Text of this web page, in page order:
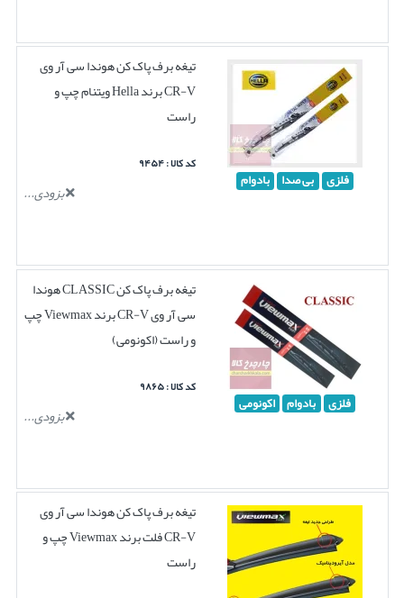
فلزی بی صدا بادوام
تیغه برف پاک کن هوندا سی آر وی
CR-V برند Hella ویتنام چپ و
راست
کد کالا : ۹۴۵۴
بزودی...
فلزی بادوام اکونومی
تیغه برف پاک کن CLASSIC هوندا
سی آر وی CR-V برند Viewmax چپ
و راست (اکونومی)
کد کالا : ۹۸۶۵
بزودی...
تیغه برف پاک کن هوندا سی آر وی
CR-V فلت برند Viewmax چپ و
راست